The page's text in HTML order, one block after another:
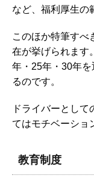
など、福利厚生の
このほか特筆すべ
在が挙げられます
年・25年・30年
るのです。
ドライバーとし
てはモチベーショ
教育制度